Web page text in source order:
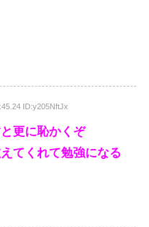
ID:y205NftJx
更に恥かくぞ
てくれて勉強になる